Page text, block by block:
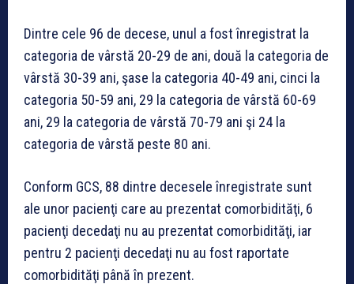
Dintre cele 96 de decese, unul a fost înregistrat la
categoria de vârstă 20-29 de ani, două la categoria de
vârstă 30-39 ani, şase la categoria 40-49 ani, cinci la
categoria 50-59 ani, 29 la categoria de vârstă 60-69
ani, 29 la categoria de vârstă 70-79 ani şi 24 la
categoria de vârstă peste 80 ani.
Conform GCS, 88 dintre decesele înregistrate sunt
ale unor pacienţi care au prezentat comorbidităţi, 6
pacienţi decedaţi nu au prezentat comorbidităţi, iar
pentru 2 pacienţi decedaţi nu au fost raportate
comorbidităţi până în prezent.